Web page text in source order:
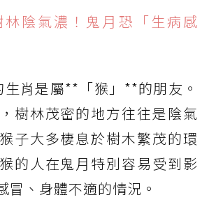
陰氣濃！鬼月恐「生病感
肖是屬**「猴」**的朋友。
樹林茂密的地方往往是陰氣
子大多棲息於樹木繁茂的環
的人在鬼月特別容易受到影
冒、身體不適的情況。